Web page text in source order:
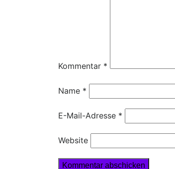
Kommentar *
Name *
E-Mail-Adresse *
Website